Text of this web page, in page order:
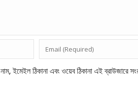
ইমেইল ঠিকানা এবং ওয়েব ঠিকানা এই ব্রাউজারে